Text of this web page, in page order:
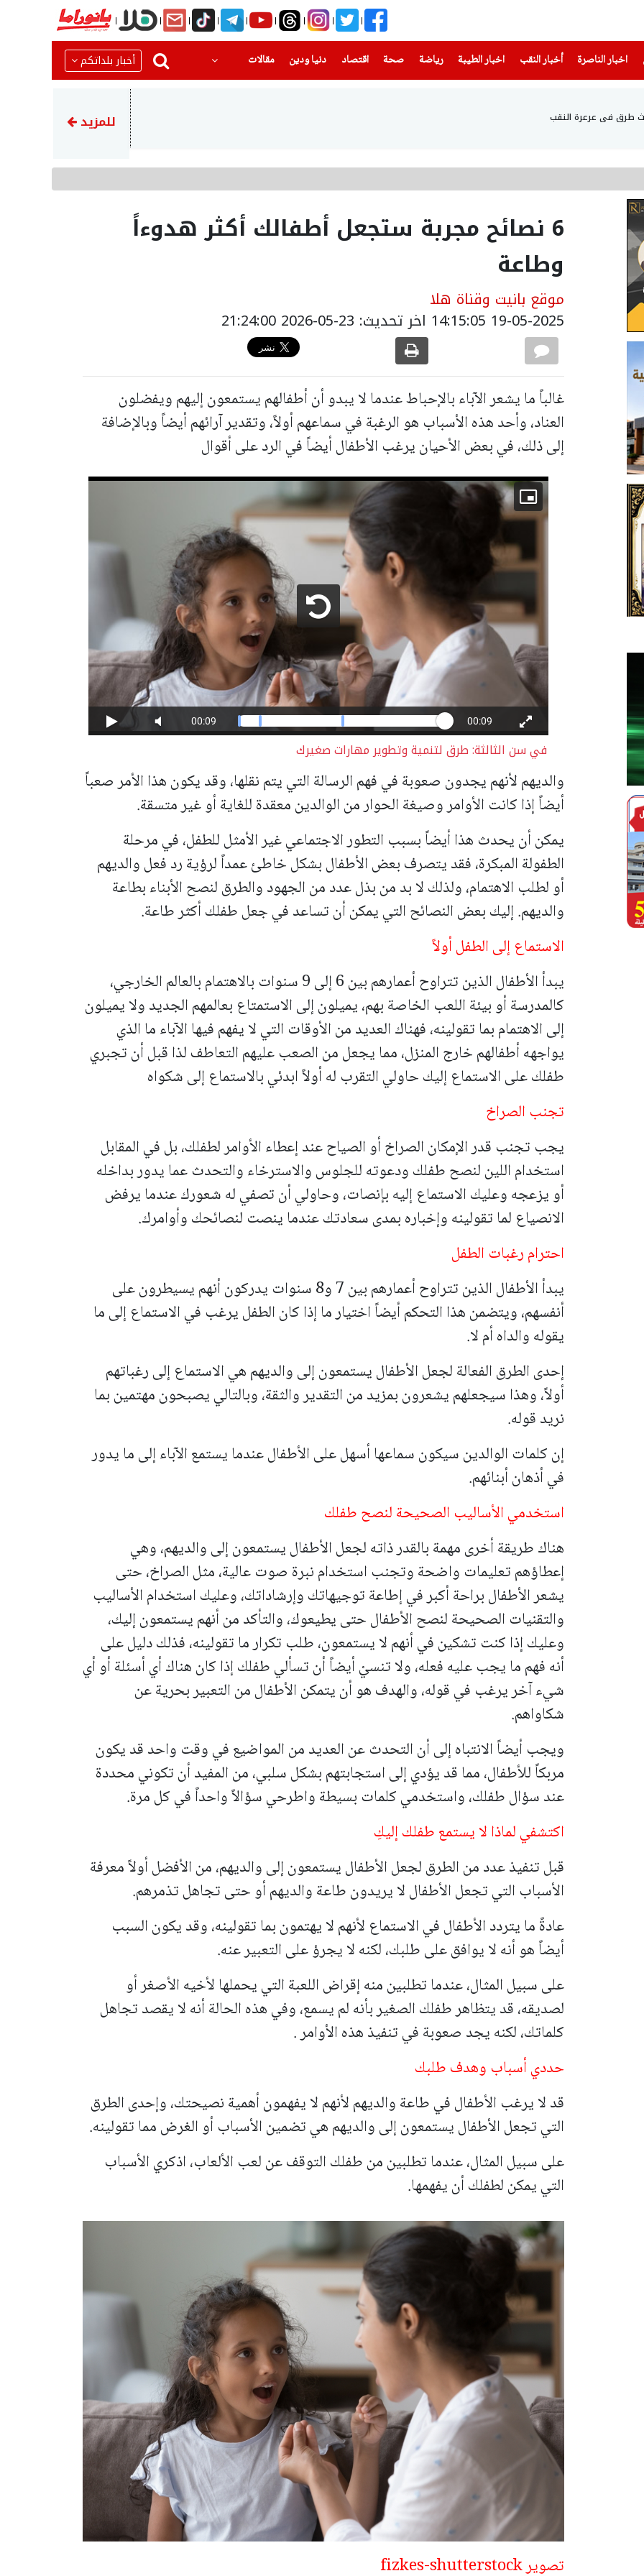
اخبار الناصرة
(current) أخبار النقب اخبار الطيبة(current) رياضة
(current) صحة(current) اقتصاد دنيا ودين
(current) مقالات أخبار بلداتكم
اتهام توني مهاجم الأهلي
للمزيد
6 نصائح مجربة ستجعل أطفالك أكثر هدوءاً
وطاعة
موقع بانيت وقناة هلا
19-05-2025 14:15:05 اخر تحديث: 23-05-2026 21:24:00
غالباً ما يشعر الآباء بالإحباط عندما لا يبدو أن أطفالهم يستمعون إليهم ويفضلون
العناد، وأحد هذه الأسباب هو الرغبة في سماعهم أولاً، وتقدير آرائهم أيضاً وبالإضافة
إلى ذلك، في بعض الأحيان يرغب الأطفال أيضاً في الرد على أقوال
في سن الثالثة: طرق لتنمية وتطوير مهارات صغيرك
والديهم لأنهم يجدون صعوبة في فهم الرسالة التي يتم نقلها، وقد يكون هذا الأمر صعباً
أيضاً إذا كانت الأوامر وصيغة الحوار من الوالدين معقدة للغاية أو غير متسقة.
يمكن أن يحدث هذا أيضاً بسبب التطور الاجتماعي غير الأمثل للطفل، في مرحلة
الطفولة المبكرة، فقد يتصرف بعض الأطفال بشكل خاطئ عمداً لرؤية رد فعل والديهم
أو لطلب الاهتمام، ولذلك لا بد من بذل عدد من الجهود والطرق لنصح الأبناء بطاعة
والديهم. إليك بعض النصائح التي يمكن أن تساعد في جعل طفلك أكثر طاعة.
الاستماع إلى الطفل أولاً
يبدأ الأطفال الذين تتراوح أعمارهم بين 6 إلى 9 سنوات بالاهتمام بالعالم الخارجي،
كالمدرسة أو بيئة اللعب الخاصة بهم، يميلون إلى الاستمتاع بعالمهم الجديد ولا يميلون
إلى الاهتمام بما تقولينه، فهناك العديد من الأوقات التي لا يفهم فيها الآباء ما الذي
يواجهه أطفالهم خارج المنزل، مما يجعل من الصعب عليهم التعاطف لذا قبل أن تجبري
طفلك على الاستماع إليك حاولي التقرب له أولاً ابدئي بالاستماع إلى شكواه
تجنب الصراخ
يجب تجنب قدر الإمكان الصراخ أو الصياح عند إعطاء الأوامر لطفلك، بل في المقابل
استخدام اللين لنصح طفلك ودعوته للجلوس والاسترخاء والتحدث عما يدور بداخله
أو يزعجه وعليك الاستماع إليه بإنصات، وحاولي أن تصفي له شعورك عندما يرفض
الانصياع لما تقولينه وإخباره بمدى سعادتك عندما ينصت لنصائحك وأوامرك.
احترام رغبات الطفل
يبدأ الأطفال الذين تتراوح أعمارهم بين 7 و8 سنوات يدركون أنهم يسيطرون على
أنفسهم، ويتضمن هذا التحكم أيضاً اختيار ما إذا كان الطفل يرغب في الاستماع إلى ما
يقوله والداه أم لا.
إحدى الطرق الفعالة لجعل الأطفال يستمعون إلى والديهم هي الاستماع إلى رغباتهم
أولاً، وهذا سيجعلهم يشعرون بمزيد من التقدير والثقة، وبالتالي يصبحون مهتمين بما
نريد قوله.
إن كلمات الوالدين سيكون سماعها أسهل على الأطفال عندما يستمع الآباء إلى ما يدور
في أذهان أبنائهم.
استخدمي الأساليب الصحيحة لنصح طفلك
هناك طريقة أخرى مهمة بالقدر ذاته لجعل الأطفال يستمعون إلى والديهم، وهي
إعطاؤهم تعليمات واضحة وتجنب استخدام نبرة صوت عالية، مثل الصراخ، حتى
يشعر الأطفال براحة أكبر في إطاعة توجيهاتك وإرشاداتك، وعليك استخدام الأساليب
والتقنيات الصحيحة لنصح الأطفال حتى يطيعوك، والتأكد من أنهم يستمعون إليك،
وعليك إذا كنت تشكين في أنهم لا يستمعون، طلب تكرار ما تقولينه، فذلك دليل على
أنه فهم ما يجب عليه فعله، ولا تنسيْ أيضاً أن تسألي طفلك إذا كان هناك أي أسئلة أو أي
شيء آخر يرغب في قوله، والهدف هو أن يتمكن الأطفال من التعبير بحرية عن
شكاواهم.
ويجب أيضاً الانتباه إلى أن التحدث عن العديد من المواضيع في وقت واحد قد يكون
مربكاً للأطفال، مما قد يؤدي إلى استجابتهم بشكل سلبي، من المفيد أن تكوني محددة
عند سؤال طفلك، واستخدمي كلمات بسيطة واطرحي سؤالاً واحداً في كل مرة.
اكتشفي لماذا لا يستمع طفلك إليكِ
قبل تنفيذ عدد من الطرق لجعل الأطفال يستمعون إلى والديهم، من الأفضل أولاً معرفة
الأسباب التي تجعل الأطفال لا يريدون طاعة والديهم أو حتى تجاهل تذمرهم.
عادةً ما يتردد الأطفال في الاستماع لأنهم لا يهتمون بما تقولينه، وقد يكون السبب
أيضاً هو أنه لا يوافق على طلبك، لكنه لا يجرؤ على التعبير عنه.
على سبيل المثال، عندما تطلبين منه إقراض اللعبة التي يحملها لأخيه الأصغر أو
لصديقه، قد يتظاهر طفلك الصغير بأنه لم يسمع، وفي هذه الحالة أنه لا يقصد تجاهل
كلماتك، لكنه يجد صعوبة في تنفيذ هذه الأوامر .
حددي أسباب وهدف طلبك
قد لا يرغب الأطفال في طاعة والديهم لأنهم لا يفهمون أهمية نصيحتك، وإحدى الطرق
التي تجعل الأطفال يستمعون إلى والديهم هي تضمين الأسباب أو الغرض مما تقولينه.
على سبيل المثال، عندما تطلبين من طفلك التوقف عن لعب الألعاب، اذكري الأسباب
التي يمكن لطفلك أن يفهمها.
تصوير fizkes-shutterstock